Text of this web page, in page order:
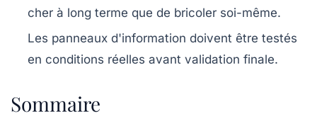
cher à long terme que de bricoler soi-même.
Les panneaux d'information doivent être testés
en conditions réelles avant validation finale.
Sommaire